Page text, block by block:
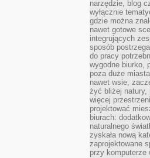
narzędzie, blog
wyłącznie
gdzie można
nawet gotowe
integrujących
sposób
do pracy
wygodne biurko,
poza duże
nawet wsie,
żyć bliżej natury,
więcej
projektować
biurach:
naturalnego
zyskała nową
zaprojektowane
przy komputerze